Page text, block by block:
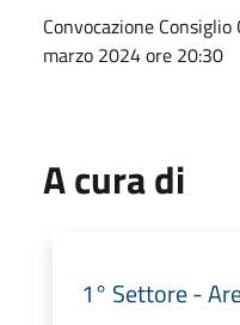
Convocazione
marzo 2024 ore 20:30
A cura di
1° Settore -